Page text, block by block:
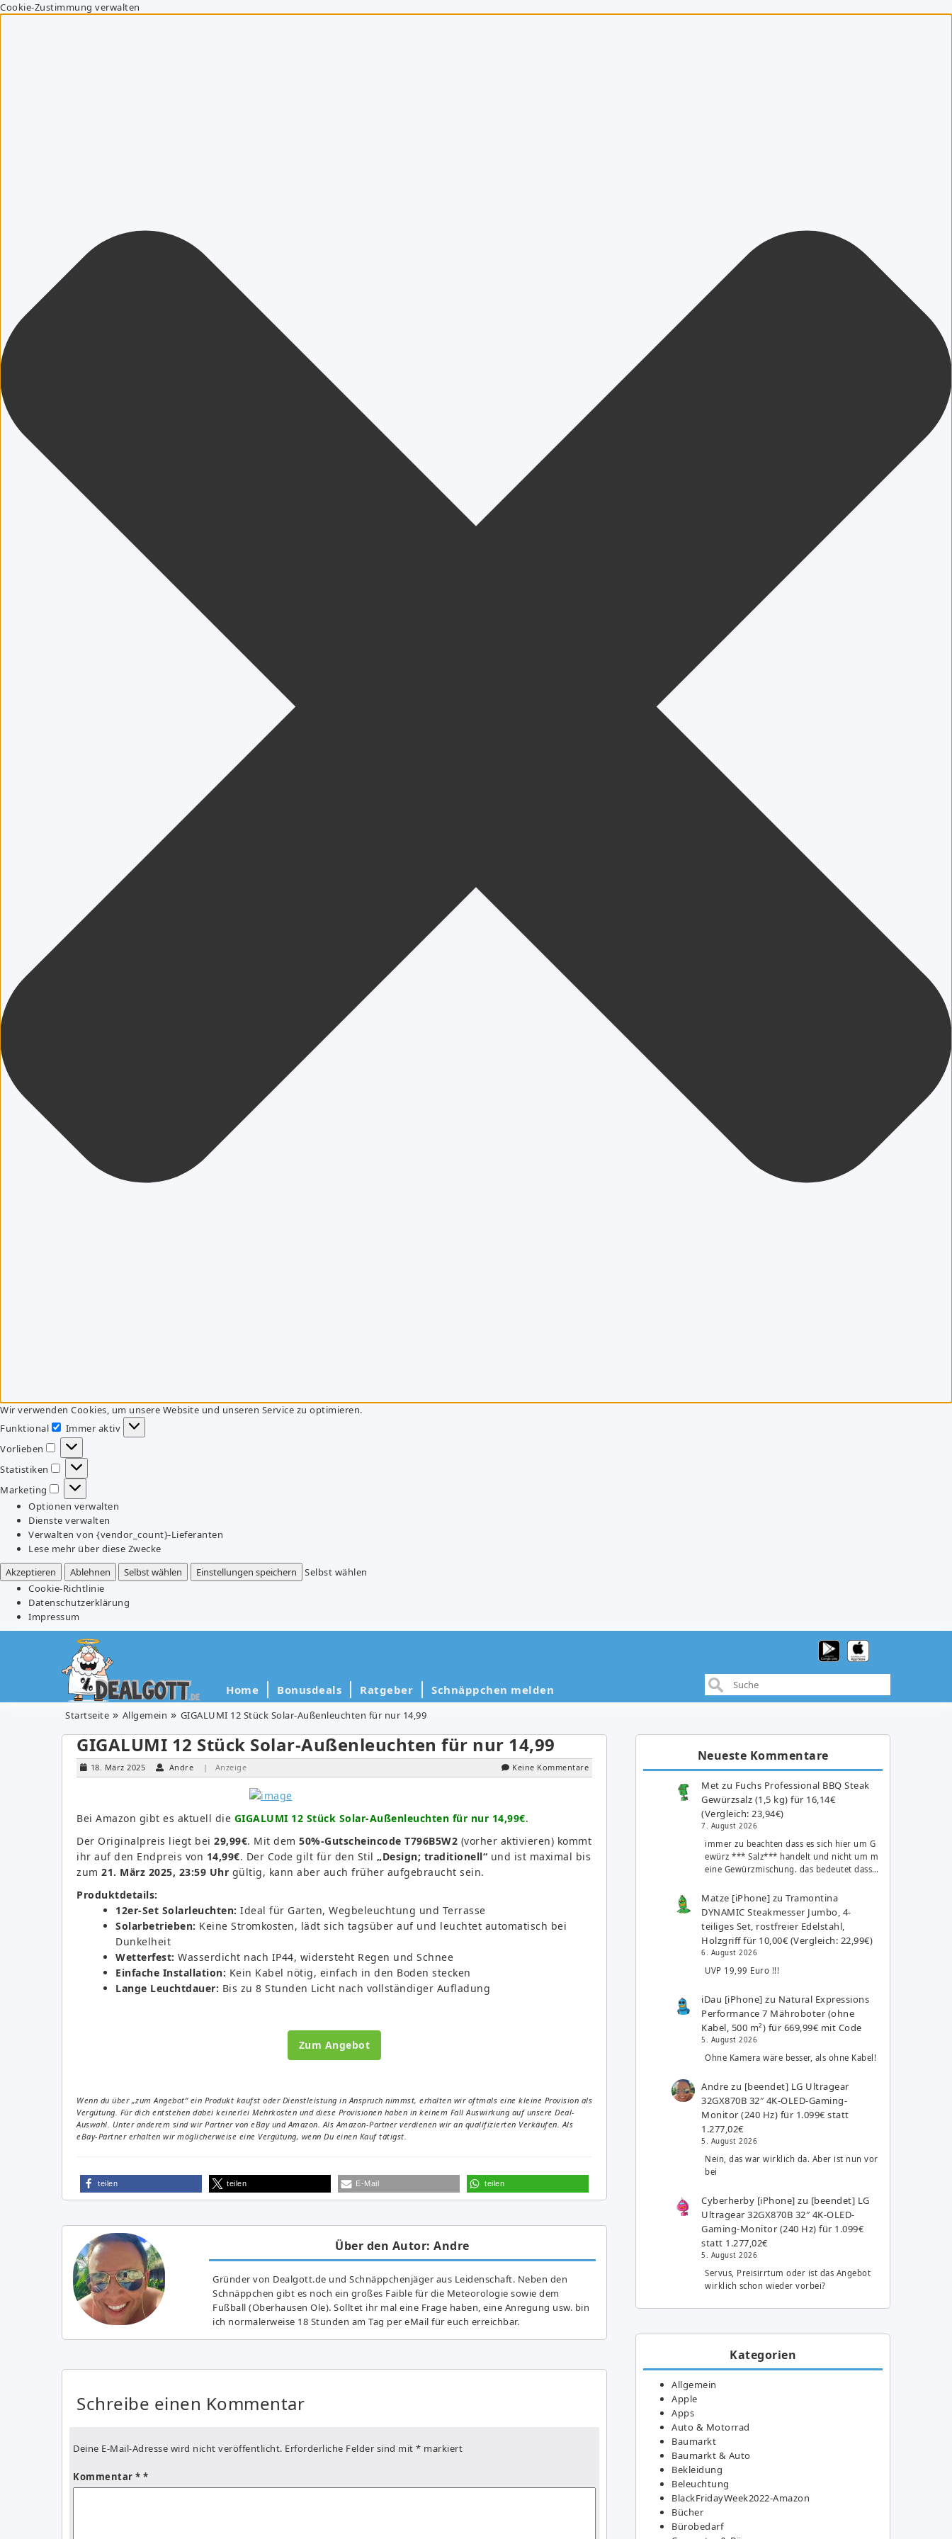
Cookie-Zustimmung verwalten
Wir verwenden Cookies, um unsere Website und unseren Service zu optimieren.
Funktional
Funktional
Immer aktiv
Vorlieben
Vorlieben
Statistiken
Statistiken
Marketing
Marketing
Optionen verwalten
Dienste verwalten
Verwalten von {vendor_count}-Lieferanten
Lese mehr über diese Zwecke
Akzeptieren
Ablehnen Selbst wählen Einstellungen speichern
Selbst wählen
Cookie-Richtlinie
Datenschutzerklärung
Impressum
Home Bonusdeals Ratgeber Schnäppchen melden
Startseite Allgemein GIGALUMI 12 Stück Solar-Außenleuchten für nur 14,99
GIGALUMI 12 Stück Solar-Außenleuchten für nur 14,99
18. März 2025 Andre | Anzeige Keine Kommentare
Bei Amazon gibt es aktuell die GIGALUMI 12 Stück Solar-Außenleuchten für nur 14,99€.
Der Originalpreis liegt bei 29,99€. Mit dem 50%-Gutscheincode T796B5W2 (vorher aktivieren) kommt
ihr auf den Endpreis von 14,99€. Der Code gilt für den Stil „Design; traditionell“ und ist maximal bis
zum 21. März 2025, 23:59 Uhr gültig, kann aber auch früher aufgebraucht sein.
Produktdetails:
12er-Set Solarleuchten: Ideal für Garten, Wegbeleuchtung und Terrasse
Solarbetrieben: Keine Stromkosten, lädt sich tagsüber auf und leuchtet automatisch bei
Dunkelheit
Wetterfest: Wasserdicht nach IP44, widersteht Regen und Schnee
Einfache Installation: Kein Kabel nötig, einfach in den Boden stecken
Lange Leuchtdauer: Bis zu 8 Stunden Licht nach vollständiger Aufladung
Zum Angebot
Wenn du über „zum Angebot“ ein Produkt kaufst oder Dienstleistung in Anspruch nimmst, erhalten wir oftmals eine kleine Provision als
Vergütung. Für dich entstehen dabei keinerlei Mehrkosten und diese Provisionen haben in keinem Fall Auswirkung auf unsere Deal-
Auswahl. Unter anderem sind wir Partner von eBay und Amazon. Als Amazon-Partner verdienen wir an qualifizierten Verkäufen. Als
eBay-Partner erhalten wir möglicherweise eine Vergütung, wenn Du einen Kauf tätigst.
teilen teilen E-Mail teilen
Über den Autor: Andre
Gründer von Dealgott.de und Schnäppchenjäger aus Leidenschaft. Neben den
Schnäppchen gibt es noch ein großes Fai­ble für die Meteorologie sowie dem
Fußball (Oberhausen Ole). Solltet ihr mal eine Frage haben, eine Anregung usw. bin
ich normalerweise 18 Stunden am Tag per eMail für euch erreichbar.
Schreibe einen Kommentar
Deine E-Mail-Adresse wird nicht veröffentlicht. Erforderliche Felder sind mit * markiert
Kommentar *
Neueste Kommentare
Met zu Fuchs Professional BBQ Steak
Gewürzsalz (1,5 kg) für 16,14€
(Vergleich: 23,94€)
7. August 2026
immer zu beachten dass es sich hier um G
ewürz *** Salz*** handelt und nicht um m
eine Gewürzmischung. das bedeutet dass…
Matze [iPhone] zuTramontina
DYNAMIC Steakmesser Jumbo, 4-
teiliges Set, rostfreier Edelstahl,
Holzgriff für 10,00€ (Vergleich: 22,99€)
6. August 2026
UVP 19,99 Euro !!!
iDau [iPhone] zu Natural Expressions
Performance 7 Mähroboter (ohne
Kabel, 500 m²) für 669,99€ mit Code
5. August 2026
Ohne Kamera wäre besser, als ohne Kabel!
Andre zu [beendet] LG Ultragear
32GX870B 32″ 4K-OLED-Gaming-
Monitor (240 Hz) für 1.099€ statt
1.277,02€
5. August 2026
Nein, das war wirklich da. Aber ist nun vor
bei
Cyberherby [iPhone] zu [beendet] LG
Ultragear 32GX870B 32″ 4K-OLED-
Gaming-Monitor (240 Hz) für 1.099€
statt 1.277,02€
5. August 2026
Servus, Preisirrtum oder ist das Angebot
wirklich schon wieder vorbei?
Kategorien
Allgemein
Apple
Apps
Auto & Motorrad
Baumarkt
Baumarkt & Auto
Bekleidung
Beleuchtung
BlackFridayWeek2022-Amazon
Bücher
Bürobedarf